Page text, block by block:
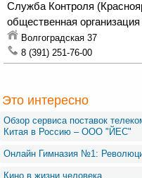
Служба Контроля
общественная
Волгоградская 37
8 (391) 251-76-00
Это интересно
Обзор сервиса поставок
Китая в Россию – OOO "ЙЕС"
Онлайн Гимназия №1:
Кино в жизни человека